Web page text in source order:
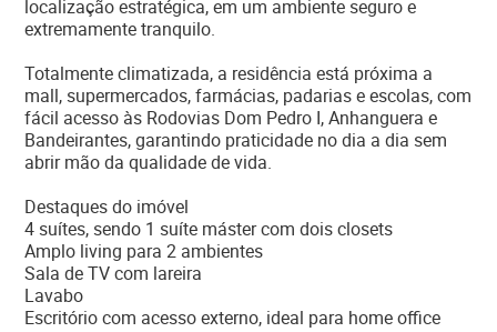
localização estratégica, em um ambiente seguro e
extremamente tranquilo.
Totalmente climatizada, a residência está próxima a
mall, supermercados, farmácias, padarias e escolas, com
fácil acesso às Rodovias Dom Pedro I, Anhanguera e
Bandeirantes, garantindo praticidade no dia a dia sem
abrir mão da qualidade de vida.
Destaques do imóvel
4 suítes, sendo 1 suíte máster com dois closets
Amplo living para 2 ambientes
Sala de TV com lareira
Lavabo
Escritório com acesso externo, ideal para home office